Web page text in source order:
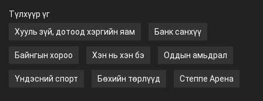
Түлхүүр үг
Хууль зүй, дотоод хэргийн яам
Банк санхүү
Байнгын хороо Хэн нь хэн бэ Оддын амьдрал
Үндэсний спорт Бөхийн төрлүүд Степпе Арена